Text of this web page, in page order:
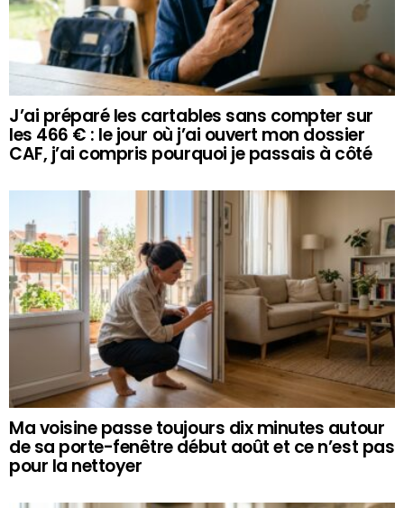
J’ai préparé les cartables sans compter sur
les 466 € : le jour où j’ai ouvert mon dossier
CAF, j’ai compris pourquoi je passais à côté
Ma voisine passe toujours dix minutes autour
de sa porte-fenêtre début août et ce n’est pas
pour la nettoyer